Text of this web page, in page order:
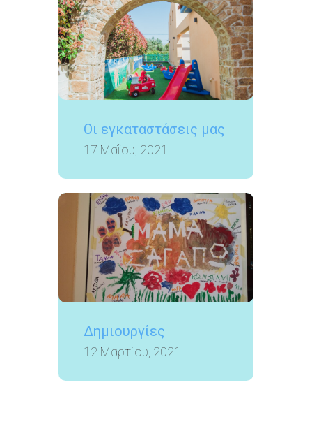
Οι εγκαταστάσεις μας
17 Μαΐου, 2021
Δημιουργίες
12 Μαρτίου, 2021